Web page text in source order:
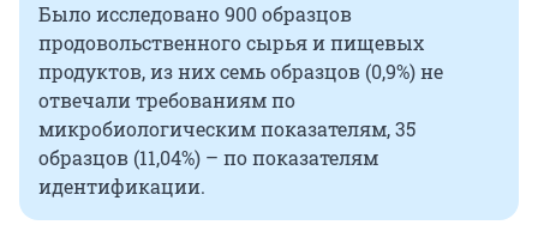
Было исследовано 900 образцов
продовольственного сырья и пищевых
продуктов, из них семь образцов (0,9%) не
отвечали требованиям по
микробиологическим показателям, 35
образцов (11,04%) – по показателям
идентификации.